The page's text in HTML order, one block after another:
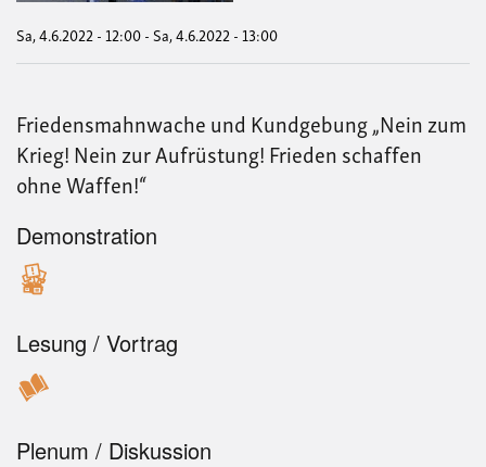
zum
zur
Sa, 4.6.2022 - 12:00-Sa, 4.6.2022 - 13:00
Friedensmahnwache und Kundgebung „Nein zum
Krieg! Nein zur Aufrüstung! Frieden schaffen
ohne Waffen!“
Demonstration
Lesung / Vortrag
Plenum / Diskussion